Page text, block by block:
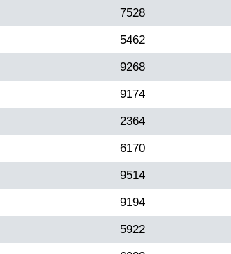
7528
5462
9268
9174
2364
6170
9514
9194
5922